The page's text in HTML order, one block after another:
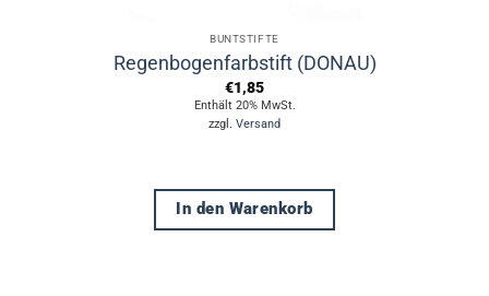
BUNTSTIFTE
Regenbogenfarbstift (DONAU)
€1,85
Enthält 20% MwSt.
zzgl. Versand
In den Warenkorb